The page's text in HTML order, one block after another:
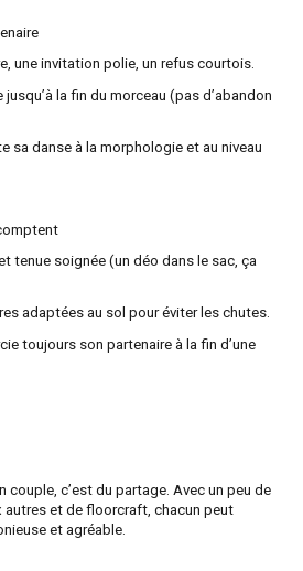
une invitation polie, un refus courtois.
jusqu’à la fin du morceau (pas d’abandon
sa danse à la morphologie et au niveau
tenue soignée (un déo dans le sac, ça
adaptées au sol pour éviter les chutes.
toujours son partenaire à la fin d’une
couple, c’est du partage. Avec un peu de
autres et de floorcraft, chacun peut
et agréable.